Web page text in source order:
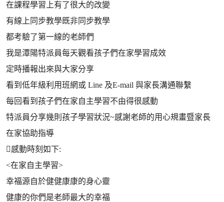
在課程學習上有了很大的改變
有線上同步教學既非同步教學
都考驗了第一線的老師們
我是潭陽特派員每天觀看孩子們在家學習成效
定時播報出來與大家分享
看到低年級利用班網或 Line 及E-mail 與家長溝通聯繫
每回看到孩子們在家自主學習不由得很感動
特派員分享幾則孩子學習狀況~感謝老師的用心規畫暨家長
在家協助指導
感動時刻如下:
<在家自主學習>
幸福源自於健健康康的身心靈
健康的你們是老師最大的幸福